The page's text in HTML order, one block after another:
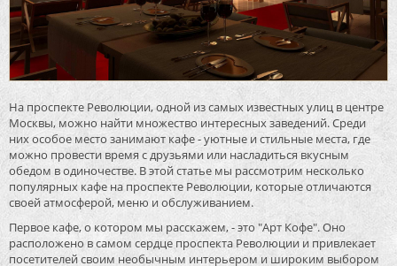
На проспекте Революции, одной из самых известных улиц в центре
Москвы, можно найти множество интересных заведений. Среди
них особое место занимают кафе - уютные и стильные места, где
можно провести время с друзьями или насладиться вкусным
обедом в одиночестве. В этой статье мы рассмотрим несколько
популярных кафе на проспекте Революции, которые отличаются
своей атмосферой, меню и обслуживанием.
Первое кафе, о котором мы расскажем, - это "Арт Кофе". Оно
расположено в самом сердце проспекта Революции и привлекает
посетителей своим необычным интерьером и широким выбором